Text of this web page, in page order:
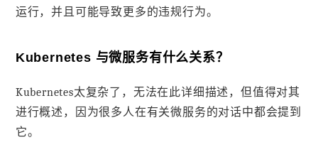
运行，并且可能导致更多的违规行为。
Kubernetes 与微服务有什么关系？
Kubernetes太复杂了，无法在此详细描述，但值得对其
进行概述，因为很多人在有关微服务的对话中都会提到
它。